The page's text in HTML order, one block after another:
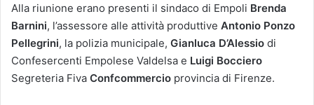
Alla riunione erano presenti il sindaco di Empoli Brenda
Barnini, l’assessore alle attività produttive Antonio Ponzo
Pellegrini, la polizia municipale, Gianluca D’Alessio di
Confesercenti Empolese Valdelsa e Luigi Bocciero
Segreteria Fiva Confcommercio provincia di Firenze.